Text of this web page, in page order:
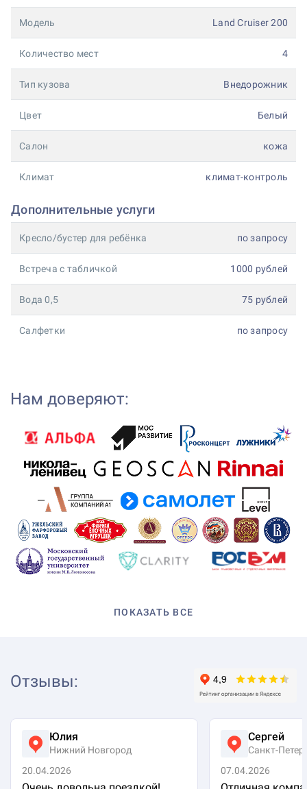
Модель Land Cruiser 200
Количество мест 4
Тип кузова Внедорожник
Цвет Белый
Салон кожа
Климат климат-контроль
Дополнительные услуги
Кресло/бустер для ребёнка по запросу
Встреча с табличкой 1000 рублей
Вода 0,5 75 рублей
Салфетки по запросу
Нам доверяют:
ПОКАЗАТЬ ВСЕ
Отзывы:
Юлия
Нижний Новгород
20.04.2026
Сергей
Санкт-
07.04.2026